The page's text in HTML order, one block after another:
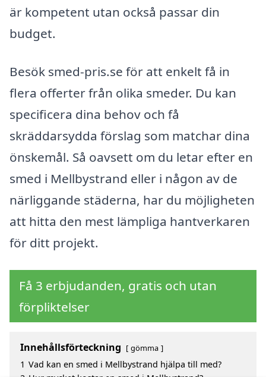
är kompetent utan också passar din
budget.
Besök smed-pris.se för att enkelt få in
flera offerter från olika smeder. Du kan
specificera dina behov och få
skräddarsydda förslag som matchar dina
önskemål. Så oavsett om du letar efter en
smed i Mellbystrand eller i någon av de
närliggande städerna, har du möjligheten
att hitta den mest lämpliga hantverkaren
för ditt projekt.
Få 3 erbjudanden, gratis och utan
förpliktelser
Innehållsförteckning gömma
1 Vad kan en smed i Mellbystrand hjälpa till med?